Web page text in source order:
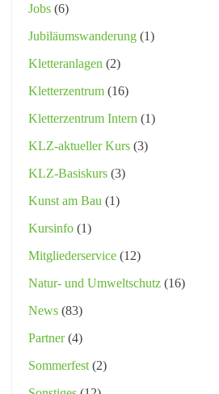
Jobs (6)
Jubiläumswanderung (1)
Kletteranlagen (2)
Kletterzentrum (16)
Kletterzentrum Intern (1)
KLZ-aktueller Kurs (3)
KLZ-Basiskurs (3)
Kunst am Bau (1)
Kursinfo (1)
Mitgliederservice (12)
Natur- und Umweltschutz (16)
News (83)
Partner(4)
Sommerfest (2)